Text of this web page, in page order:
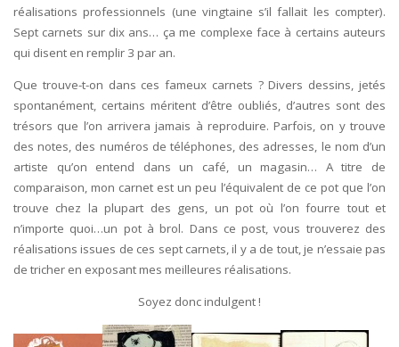
réalisations professionnels (une vingtaine s’il fallait les compter).
Sept carnets sur dix ans… ça me complexe face à certains auteurs
qui disent en remplir 3 par an.
Que trouve-t-on dans ces fameux carnets ? Divers dessins, jetés
spontanément, certains méritent d’être oubliés, d’autres sont des
trésors que l’on arrivera jamais à reproduire. Parfois, on y trouve
des notes, des numéros de téléphones, des adresses, le nom d’un
artiste qu’on entend dans un café, un magasin… A titre de
comparaison, mon carnet est un peu l’équivalent de ce pot que l’on
trouve chez la plupart des gens, un pot où l’on fourre tout et
n’importe quoi…un pot à brol. Dans ce post, vous trouverez des
réalisations issues de ces sept carnets, il y a de tout, je n’essaie pas
de tricher en exposant mes meilleures réalisations.
Soyez donc indulgent !